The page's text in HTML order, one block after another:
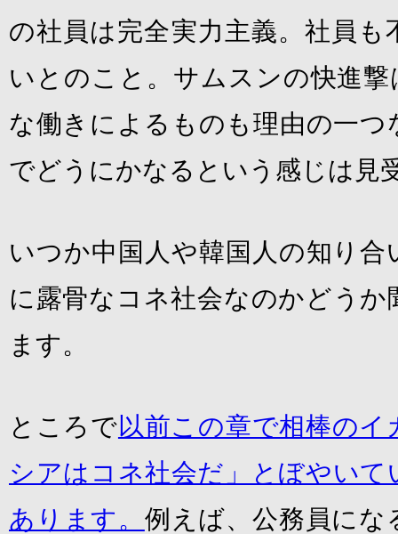
の社員は完全実力主義。社員
いとのこと。サムスンの快進
な働きによるものも理由の一
でどうにかなるという感じは見
いつか中国人や韓国人の知り
に露骨なコネ社会なのかどう
ます。
ところで以前この章で相棒の
シアはコネ社会だ」とぼやい
あります。 例えば、公務員に